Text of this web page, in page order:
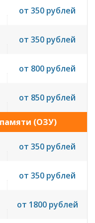
от 350 рублей
от 350 рублей
от 800 рублей
от 850 рублей
(ОЗУ)
от 350 рублей
от 350 рублей
от 1800 рублей